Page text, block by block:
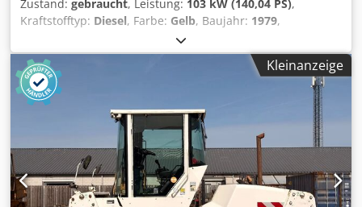
Zustand: gebraucht, Leistung: 103 kW (140,04 PS),
Kraftstofftyp: Diesel, Farbe: Gelb, Baujahr: 1979,
Allgemeine Informationen Baujahr: 1979 Modelljahr: 1979
Seriennummer: 20X1733 Technische Informationen
Zylinderzahl: 6 Antrieb: Raupe Leergewicht: 14.000 kg
Zustand Allgemeiner Zustand: durchschnittlich Djdoun
Rlqspfx Aa Eokr Technischer Zustand: gut Optischer
Zustand: schlecht Finanzielle Informationen Preis: Auf
Anfrage Weitere Informationen Wenden Sie sich an Ernst
van Hek, um weitere Informationen zu erhalten.
Kleinanzeige